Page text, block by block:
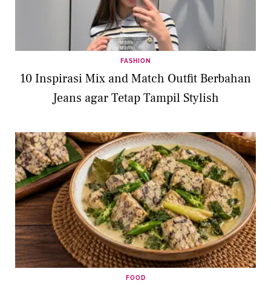
FASHION
10 Inspirasi Mix and Match Outfit Berbahan
Jeans agar Tetap Tampil Stylish
FOOD